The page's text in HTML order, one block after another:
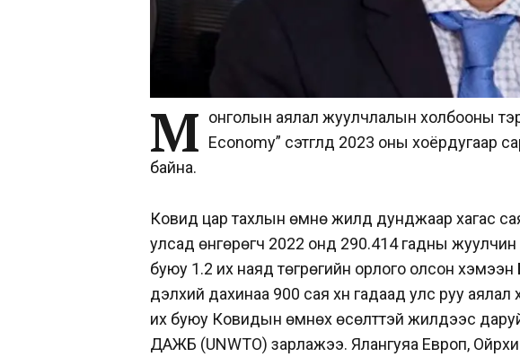
М онголын аялал жуулчлалын холбооны
Economy” сэтгүүлд 2023 оны хоёрдугаар
байна.
Ковид цар тахлын өмнө жилд дунджаар хагас
улсад өнгөрөгч 2022 онд 290.414 гадны
буюу 1.2 их наяд төгрөгийн орлого олсон
дэлхий дахинаа 900 сая хүн гадаад улс руу
их буюу Ковидын өмнөх өсөлттэй жилүүдээс
ДАЖБ (UNWTO) зарлажээ. Ялангуяа Европ,